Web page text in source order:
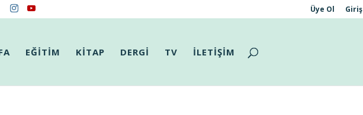
Üye Ol Giriş
EĞİTİM KİTAP DERGİ TV İLETİŞİM